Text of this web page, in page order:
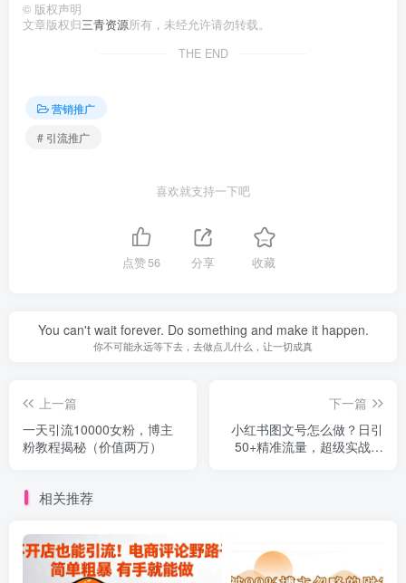
© 版权声明
文章版权归三青资源所有，未经允许请勿转载。
THE END
营销推广
# 引流推广
喜欢就支持一下吧
点赞56 分享 收藏
You can't wait forever. Do something and make it happen.
你不可能永远等下去，去做点儿什么，让一切成真
上一篇
一天引流10000女粉，博主
粉教程揭秘（价值两万）
下一篇
小红书图文号怎么做？日引
50+精准流量，超级实战的
相关推荐